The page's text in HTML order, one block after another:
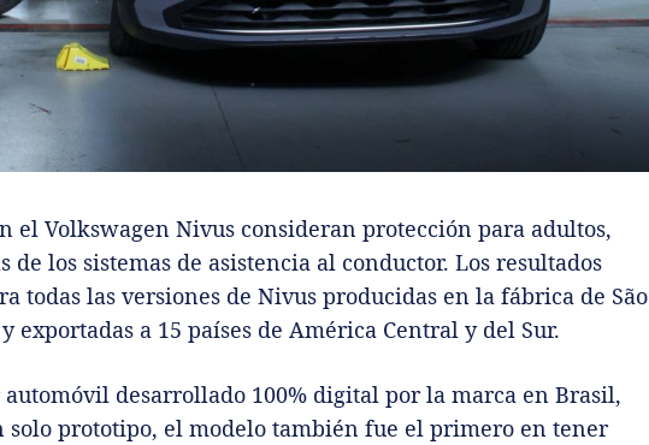
el Volkswagen Nivus consideran protección para adultos,
de los sistemas de asistencia al conductor. Los resultados
todas las versiones de Nivus producidas en la fábrica de São
exportadas a 15 países de América Central y del Sur.
desarrollado 100% digital por la marca en Brasil,
solo prototipo, el modelo también fue el primero en tener